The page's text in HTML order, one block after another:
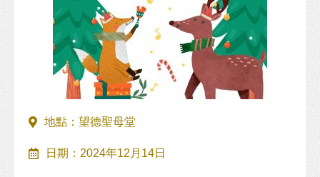
地點：望德聖母堂
日期：2024年12月14日